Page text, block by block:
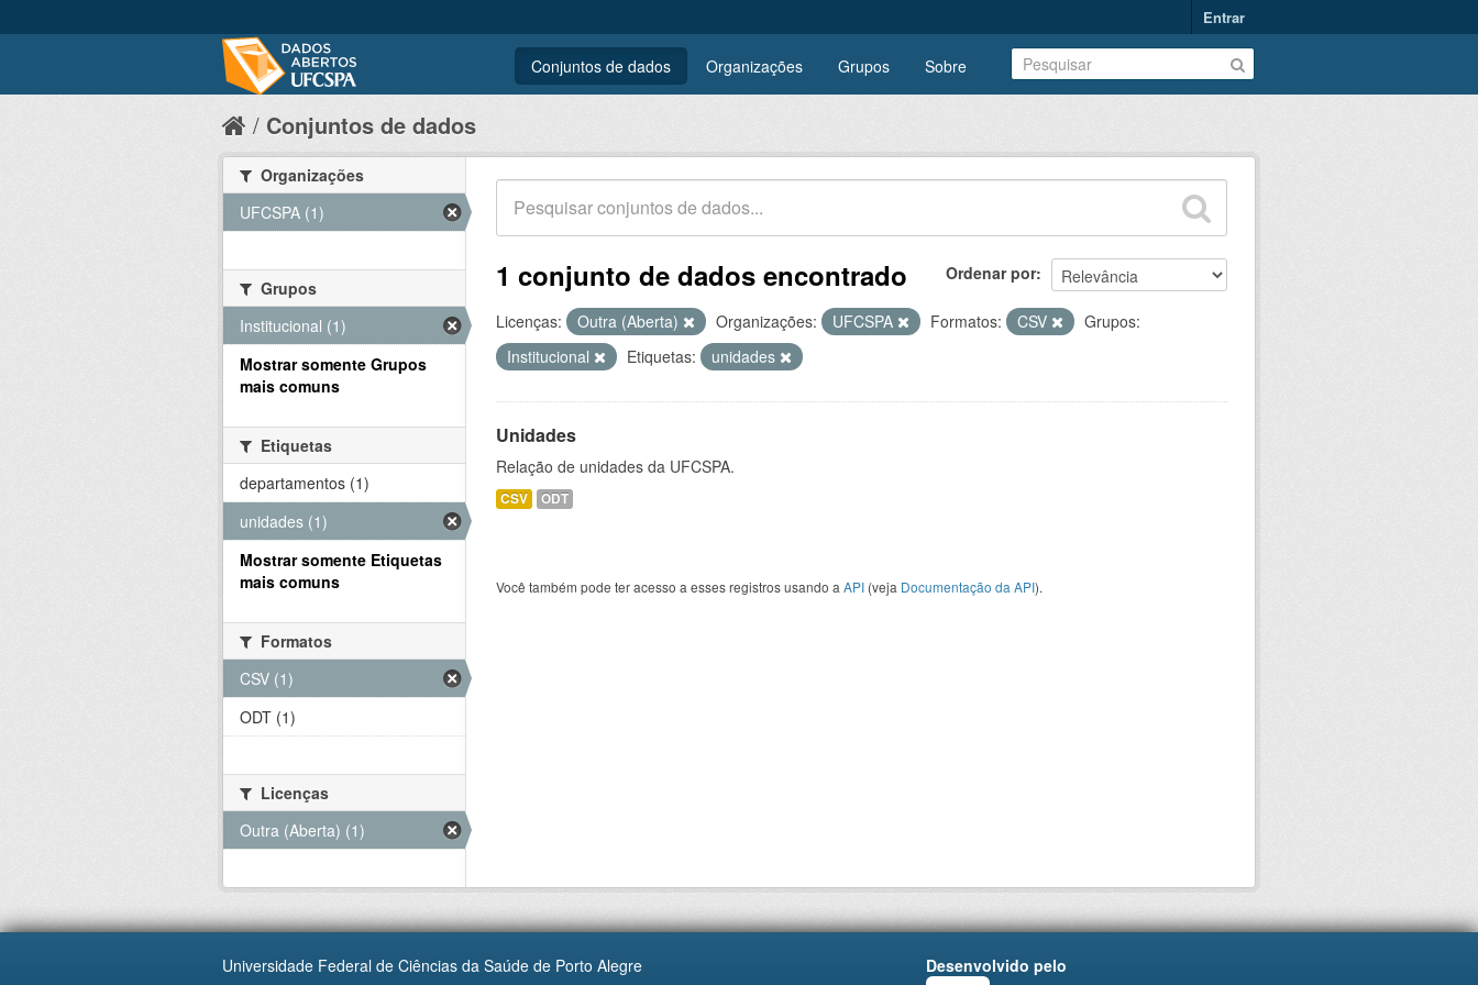
Entrar
Conjuntos de dados Organizações Grupos Sobre
Conjuntos de dados
Ordenar por
1 conjunto de dados encontrado
Licenças: Outra (Aberta) Organizações: UFCSPA Formatos: CSV
Grupos:
Institucional
Etiquetas: unidades
Unidades
Relação de unidades da UFCSPA.
CSV ODT
Você também pode ter acesso a esses registros usando a API (veja Documentação da API).
Organizações
UFCSPA (1)
Grupos
Institucional (1)
Mostrar somente Grupos
mais comuns
Etiquetas
departamentos (1)
unidades (1)
Mostrar somente Etiquetas
mais comuns
Formatos
CSV (1)
ODT (1)
Licenças
Outra (Aberta) (1)
Universidade Federal de Ciências da Saúde de Porto Alegre
Desenvolvido pelo